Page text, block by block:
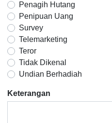
Penagih Hutang
Penipuan Uang
Survey
Telemarketing
Teror
Tidak Dikenal
Undian Berhadiah
Keterangan